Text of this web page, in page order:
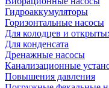
Гидроаккумуляторы
Горизонтальные насосы
Для колодцев и
Для конденсата
Дренажные насосы
Канализационные
Повышения давления